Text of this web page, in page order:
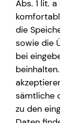
Private
Das
in
Abs. 1 lit.
die
sowie die
bei
sämtliche
zu den